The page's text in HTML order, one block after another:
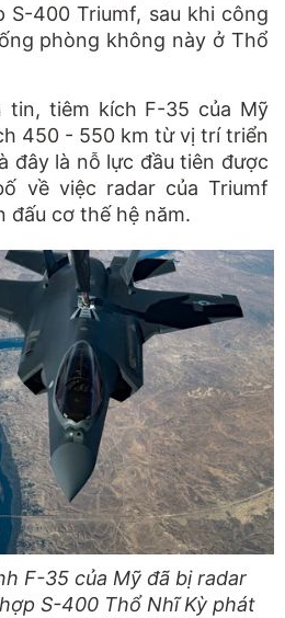
S-400 Triumf, sau khi công
phòng không này ở Thổ
tin, tiêm kích F-35 của Mỹ
450 - 550 km từ vị trí triển
đây là nỗ lực đầu tiên được
về việc radar của Triumf
đấu cơ thế hệ năm.
F-35 của Mỹ đã bị radar
S-400 Thổ Nhĩ Kỳ phát